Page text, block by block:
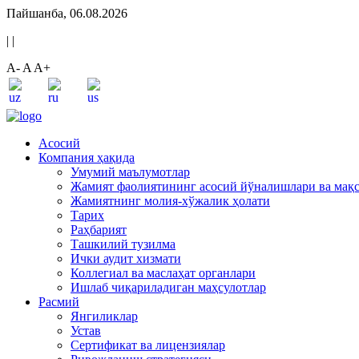
Пайшанба, 06.08.2026
| |
A- A A+
Асосий
Компания ҳақида
Умумий маълумотлар
Жамият фаолиятининг асосий йўналишлари ва
Жамиятнинг молия-хўжалик ҳолати
Тарих
Раҳбарият
Ташкилий тузилма
Ички аудит хизмати
Коллегиал ва маслаҳат органлари
Ишлаб чиқариладиган маҳсулотлар
Расмий
Янгиликлар
Устав
Сертификат ва лицензиялар